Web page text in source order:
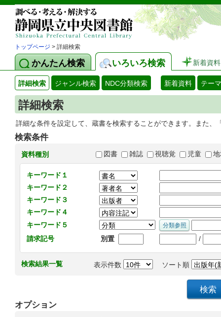
トップページ > 詳細検索
かんたん検索 いろいろ検索 新着資料
詳細検索 ジャンル検索 NDC分類検索 新着資料 テー
詳細検索
詳細な条件を設定して、蔵書を検索することができます。また
検索条件
資料種別 図書 雑誌 視聴覚 児童
キーワード１
キーワード２
キーワード３
キーワード４
キーワード５
請求記号
別置 /
検索結果一覧 表示件数 ソート順
オプション